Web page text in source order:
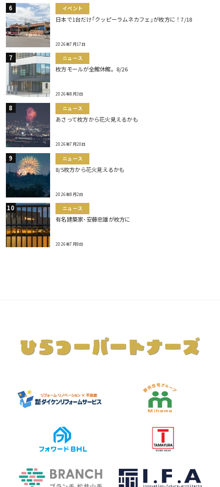
イベント
日本で1台だけ｢クッピーラムネカフェ｣が枚方に！7/18
2026年7月17日
ニュース
枚方モールが全館休館。8/26
2026年8月3日
ニュース
あさって枚方から花火見えるかも
2026年7月20日
ニュース
8/5枚方から花火見えるかも
2026年8月2日
ニュース
有名建築家･安藤忠雄が枚方に
2026年7月8日